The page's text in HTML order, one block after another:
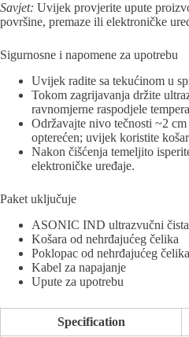
Savjet: Uvijek provjerite upute
površine, premaze ili elektroničke
Sigurnosne i napomene za upotrebu
Uvijek radite sa tekućinom u
Tokom zagrijavanja držite
ravnomjerne raspodjele
Održavajte nivo tečnosti ~2
opterećen; uvijek koristite
Nakon čišćenja temeljito
elektroničke uređaje.
Paket uključuje
ASONIC IND ultrazvučni
Košara od nehrđajućeg čelika
Poklopac od nehrđajućeg čelika
Kabel za napajanje
Upute za upotrebu
Specification